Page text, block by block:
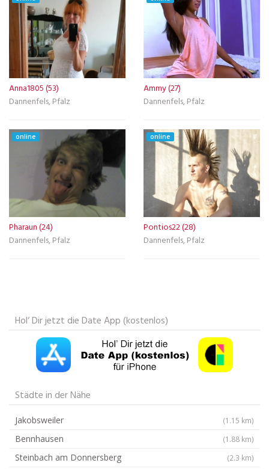
Anna1805 (53)
Dannenfels, Pfalz
Ammy (27)
Dannenfels, Pfalz
online
Pharaun (24)
Dannenfels, Pfalz
online
Pontios22 (28)
Dannenfels, Pfalz
Hol‘ Dir jetzt die Date App (kostenlos)
Städte in der Nähe
Jakobsweiler (1.15 km)
Bennhausen (1.88 km)
Steinbach am Donnersberg (2.3 km)